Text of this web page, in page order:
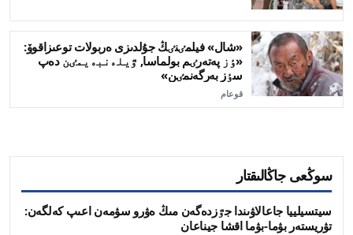
«شال» فيلمٸنٸڭ جۇلدىزى ەربولات توعىزاقوۆ:
«ٶز پەتەرٸم بولماسا, ٷيلەنبەيمٸن دەپ
سٶز بەرگەنمٸن»
قوعام
سوڭعى جاڭالىقتار
سيتسيلييا جاعالاۋىندا جٷزدەگەن مىڭ ەۋرو سۋمەن اعىپ كەلگەن:
تۋريستەر بۋما-بۋما اقشا جيناعان